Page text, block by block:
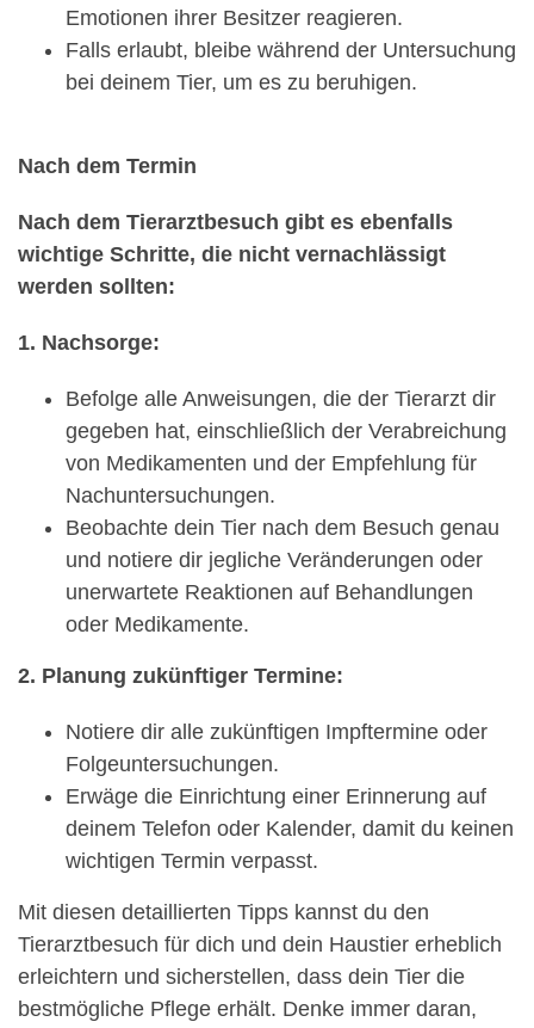
Emotionen ihrer Besitzer reagieren.
Falls erlaubt, bleibe während der Untersuchung
bei deinem Tier, um es zu beruhigen.
Nach dem Termin
Nach dem Tierarztbesuch gibt es ebenfalls
wichtige Schritte, die nicht vernachlässigt
werden sollten:
1. Nachsorge:
Befolge alle Anweisungen, die der Tierarzt dir
gegeben hat, einschließlich der Verabreichung
von Medikamenten und der Empfehlung für
Nachuntersuchungen.
Beobachte dein Tier nach dem Besuch genau
und notiere dir jegliche Veränderungen oder
unerwartete Reaktionen auf Behandlungen
oder Medikamente.
2. Planung zukünftiger Termine:
Notiere dir alle zukünftigen Impftermine oder
Folgeuntersuchungen.
Erwäge die Einrichtung einer Erinnerung auf
deinem Telefon oder Kalender, damit du keinen
wichtigen Termin verpasst.
Mit diesen detaillierten Tipps kannst du den
Tierarztbesuch für dich und dein Haustier erheblich
erleichtern und sicherstellen, dass dein Tier die
bestmögliche Pflege erhält. Denke immer daran,